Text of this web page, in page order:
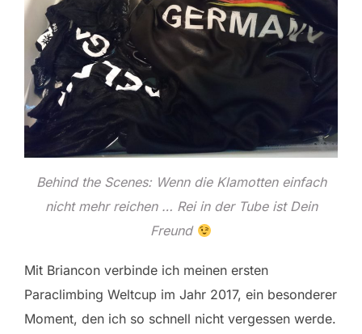
Behind the Scenes: Wenn die Klamotten einfach
nicht mehr reichen … Rei in der Tube ist Dein
Freund
Mit Briancon verbinde ich meinen ersten
Paraclimbing Weltcup im Jahr 2017, ein besonderer
Moment, den ich so schnell nicht vergessen werde.